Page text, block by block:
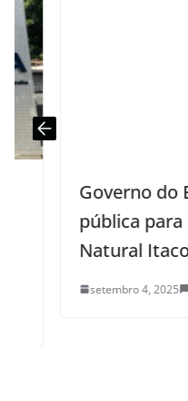
Governo do
pública para
Natural
setembro 4, 2025 0